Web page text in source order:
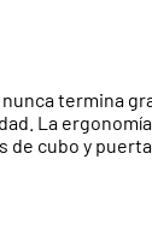
termina
La
de cubo y